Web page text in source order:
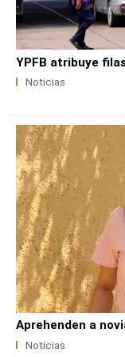
YPFB atribuye
Noticias
Aprehenden a
Noticias